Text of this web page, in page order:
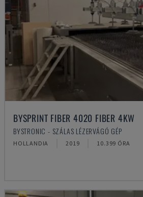
BYSPRINT FIBER 4020 FIBER 4KW
BYSTRONIC - SZÁLAS LÉZERVÁGÓ GÉP
HOLLANDIA 2019 10.399 ÓRA